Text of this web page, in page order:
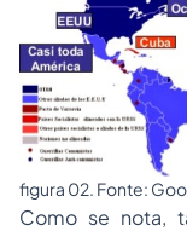
figura 02. Fonte:
Como se nota,